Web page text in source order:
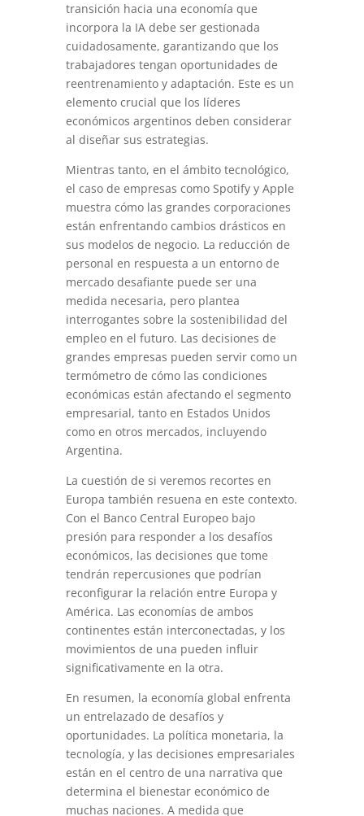
transición hacia una economía que
incorpora la IA debe ser gestionada
cuidadosamente, garantizando que los
trabajadores tengan oportunidades de
reentrenamiento y adaptación. Este es un
elemento crucial que los líderes
económicos argentinos deben considerar
al diseñar sus estrategias.
Mientras tanto, en el ámbito tecnológico,
el caso de empresas como Spotify y Apple
muestra cómo las grandes corporaciones
están enfrentando cambios drásticos en
sus modelos de negocio. La reducción de
personal en respuesta a un entorno de
mercado desafiante puede ser una
medida necesaria, pero plantea
interrogantes sobre la sostenibilidad del
empleo en el futuro. Las decisiones de
grandes empresas pueden servir como un
termómetro de cómo las condiciones
económicas están afectando el segmento
empresarial, tanto en Estados Unidos
como en otros mercados, incluyendo
Argentina.
La cuestión de si veremos recortes en
Europa también resuena en este contexto.
Con el Banco Central Europeo bajo
presión para responder a los desafíos
económicos, las decisiones que tome
tendrán repercusiones que podrían
reconfigurar la relación entre Europa y
América. Las economías de ambos
continentes están interconectadas, y los
movimientos de una pueden influir
significativamente en la otra.
En resumen, la economía global enfrenta
un entrelazado de desafíos y
oportunidades. La política monetaria, la
tecnología, y las decisiones empresariales
están en el centro de una narrativa que
determina el bienestar económico de
muchas naciones. A medida que